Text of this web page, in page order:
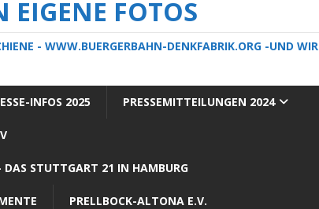
EIGENE FOTOS
- WWW.BUERGERBAHN-DENKFABRIK.ORG -UND WIR
INFOS 2025 PRESSEMITTEILUNGEN 2024
DAS STUTTGART 21 IN HAMBURG
PRELLBOCK-ALTONA E.V.